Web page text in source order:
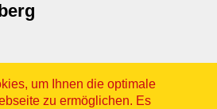
um Ihnen die optimale
zu ermöglichen. Es